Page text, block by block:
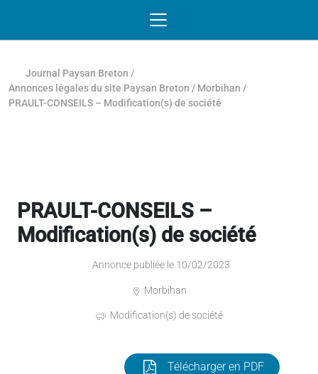
Journal Paysan Breton /
Annonces légales du site Paysan Breton / Morbihan /
PRAULT-CONSEILS – Modification(s) de société
PRAULT-CONSEILS –
Modification(s) de société
Annonce publiée le 10/02/2023
Morbihan
Modification(s) de société
Télécharger en PDF